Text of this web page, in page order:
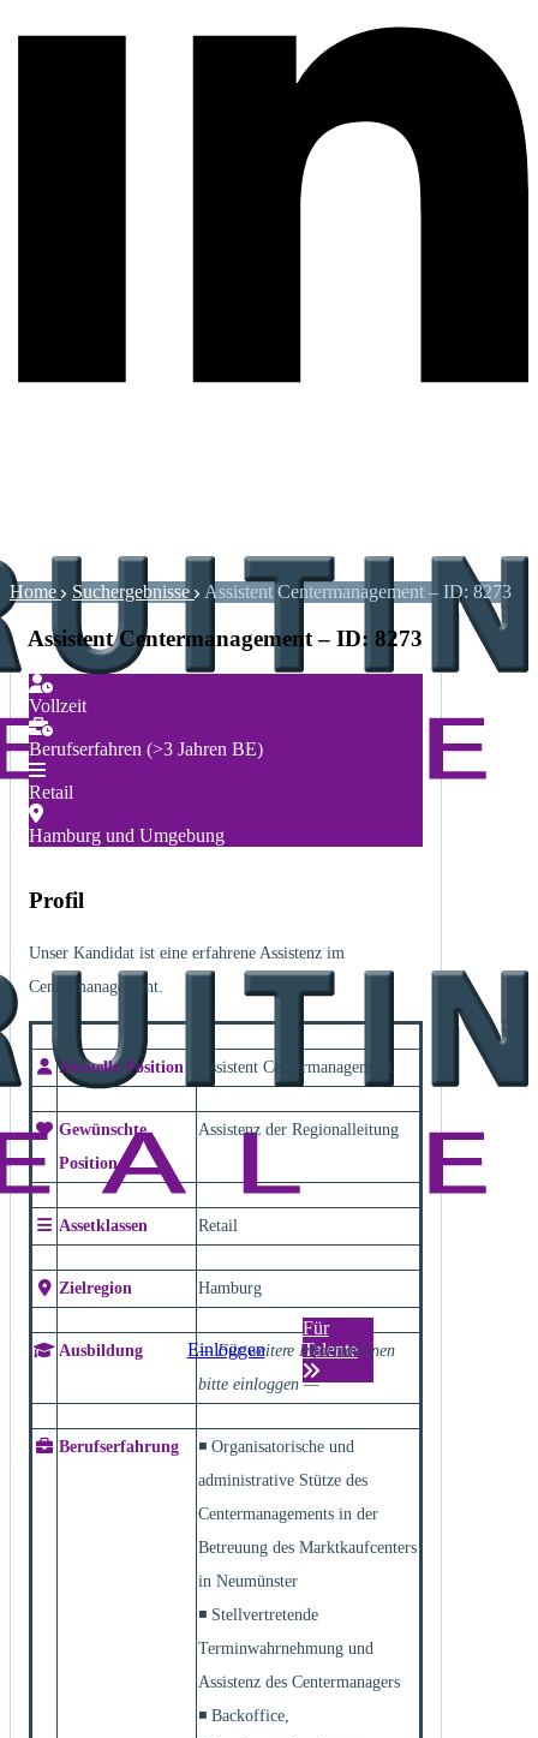
Einloggen
Für
Talente
Home Suchergebnisse Assistent Centermanagement – ID: 8273
Assistent Centermanagement – ID: 8273
Vollzeit
Berufserfahren (>3 Jahren BE)
Retail
Hamburg und Umgebung
Profil
Unser Kandidat ist eine erfahrene Assistenz im
Centermanagement.
Aktuelle Position Assistent Centermanagement
Gewünschte
Position
Assistenz der Regionalleitung
Assetklassen Retail
Zielregion Hamburg
Ausbildung
— Für weitere Informationen
bitte einloggen —
Berufserfahrung
◾ Organisatorische und
administrative Stütze des
Centermanagements in der
Betreuung des Marktkaufcenters
in Neumünster
◾ Stellvertretende
Terminwahrnehmung und
Assistenz des Centermanagers
◾ Backoffice,